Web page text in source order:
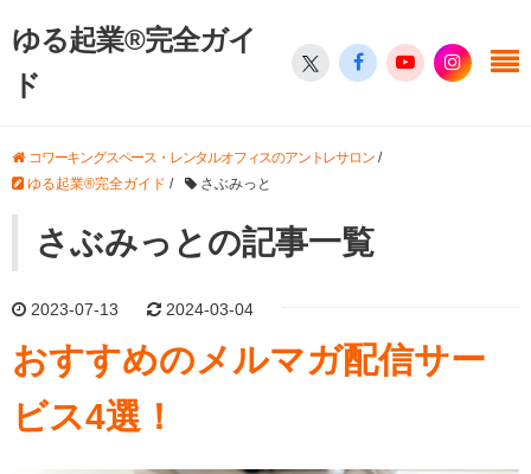
ゆる起業®完全ガイ
ド
コワーキングスペース・レンタルオフィスのアントレサロン/
ゆる起業®完全ガイド / さぶみっと
さぶみっとの記事一覧
2023-07-13 2024-03-04
おすすめのメルマガ配信サー
ビス4選！